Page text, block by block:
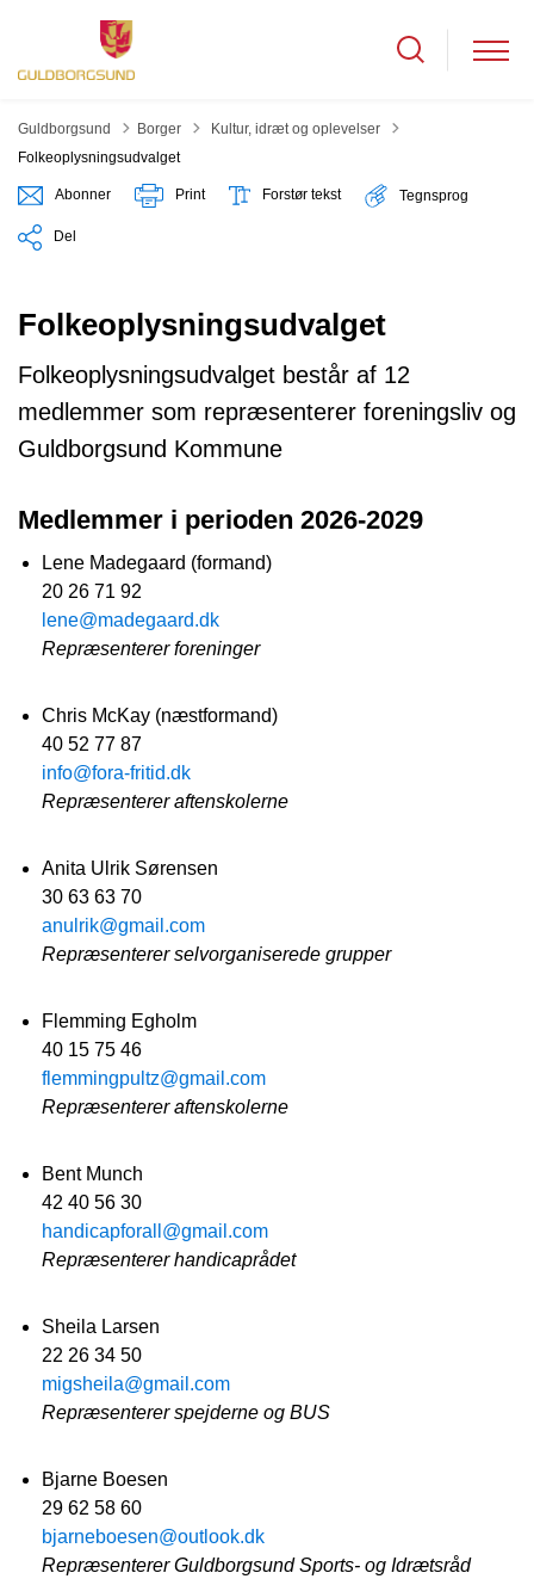
Guldborgsund Borger Tilbage til
Kultur, idræt og oplevelser
Folkeoplysningsudvalget
Abonner Print Forstør tekst Tegnsprog
Del
Folkeoplysningsudvalget
Folkeoplysningsudvalget består af 12
medlemmer som repræsenterer foreningsliv og
Guldborgsund Kommune
Medlemmer i perioden 2026-2029
Lene Madegaard (formand)
20 26 71 92
lene@madegaard.dk
Repræsenterer foreninger
Chris McKay (næstformand)
40 52 77 87
info@fora-fritid.dk
Repræsenterer aftenskolerne
Anita Ulrik Sørensen
30 63 63 70
anulrik@gmail.com
Repræsenterer selvorganiserede grupper
Flemming Egholm
40 15 75 46
flemmingpultz@gmail.com
Repræsenterer aftenskolerne
Bent Munch
42 40 56 30
handicapforall@gmail.com
Repræsenterer handicaprådet
Sheila Larsen
22 26 34 50
migsheila@gmail.com
Repræsenterer spejderne og BUS
Bjarne Boesen
29 62 58 60
bjarneboesen@outlook.dk
Repræsenterer Guldborgsund Sports- og Idrætsråd